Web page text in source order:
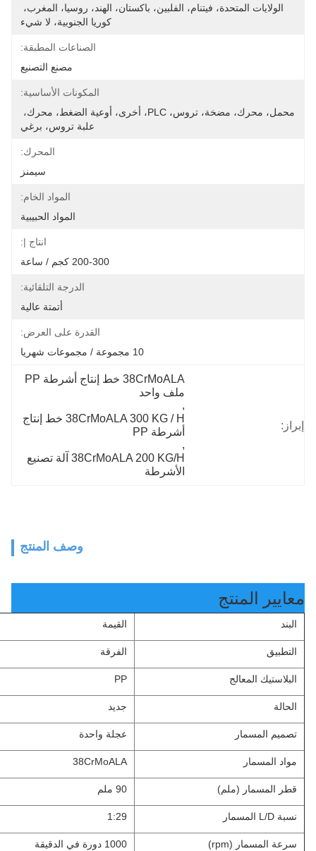
كوريا الجنوبية، لا شيء
الصناعات المطبقة:
مصنع التصنيع
المكونات الأساسية:
علبة تروس، برغي
المحرك:
سيمنز
المواد الخام:
المواد الحبيبية
انتاج |:
200-300 كجم / ساعة
الدرجة التلقائية:
أتمتة عالية
القدرة على العرض:
10 مجموعة / مجموعات شهريا
إبراز:
ملف واحد
,
أشرطة PP
,
الأشرطة
وصف المنتج
معايير المنتج
البند القيمة
التطبيق الفرقة
البلاستيك المعالج PP
الحالة جديد
تصميم المسمار عجلة واحدة
مواد المسمار 38CrMoALA
قطر المسمار (ملم) 90 ملم
نسبة L/D المسمار 1:29
سرعة المسمار (rpm) 1000 دورة في الدقيقة